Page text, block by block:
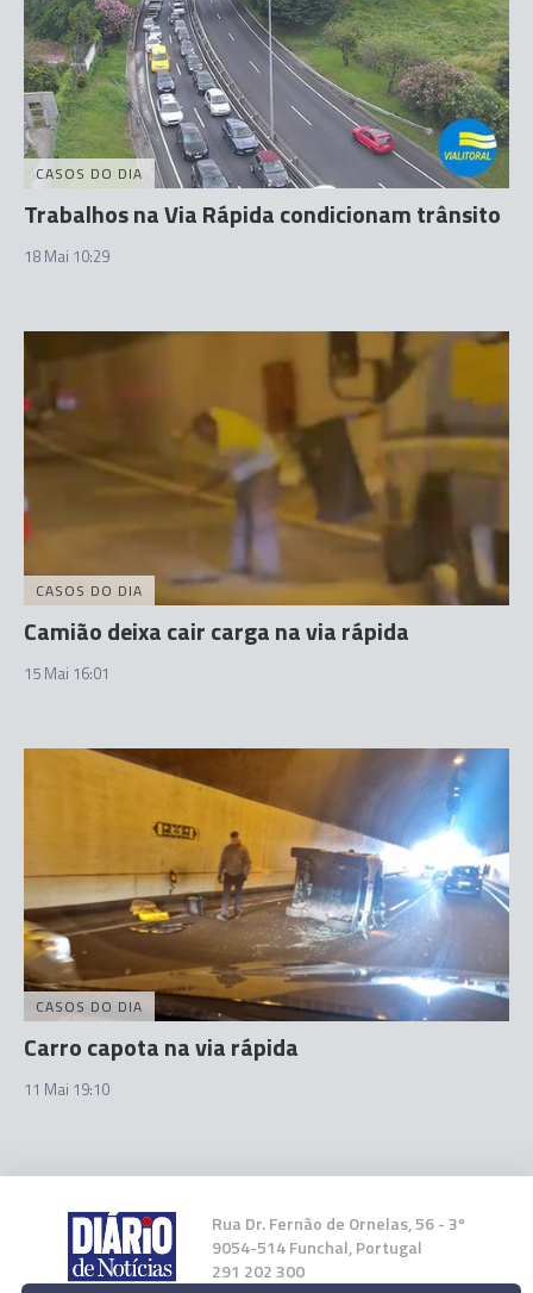
CASOS DO DIA
Trabalhos na Via Rápida condicionam trânsito
18 Mai 10:29
CASOS DO DIA
Camião deixa cair carga na via rápida
15 Mai 16:01
CASOS DO DIA
Carro capota na via rápida
11 Mai 19:10
Rua Dr. Fernão de Ornelas, 56 - 3º
9054-514 Funchal, Portugal
291 202 300